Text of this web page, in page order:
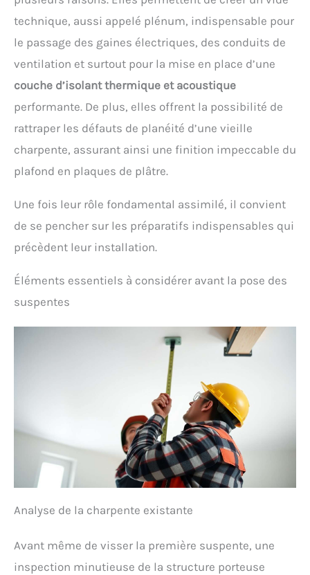
technique, aussi appelé plénum, indispensable pour
le passage des gaines électriques, des conduits de
ventilation et surtout pour la mise en place d’une
couche d’isolant thermique et acoustique
performante. De plus, elles offrent la possibilité de
rattraper les défauts de planéité d’une vieille
charpente, assurant ainsi une finition impeccable du
plafond en plaques de plâtre.
Une fois leur rôle fondamental assimilé, il convient
de se pencher sur les préparatifs indispensables qui
précèdent leur installation.
Éléments essentiels à considérer avant la pose des
suspentes
Analyse de la charpente existante
Avant même de visser la première suspente, une
inspection minutieuse de la structure porteuse